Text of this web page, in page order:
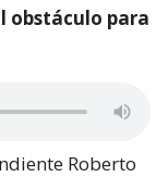
obstáculo para
Roberto